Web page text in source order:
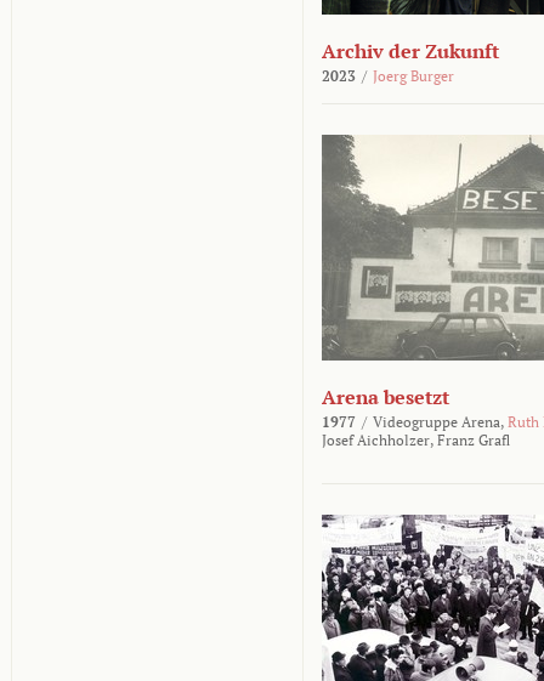
Archiv der Zukunft
2023 / Joerg Burger
Arena besetzt
1977 / Videogruppe Arena, Ruth
Josef Aichholzer, Franz Grafl